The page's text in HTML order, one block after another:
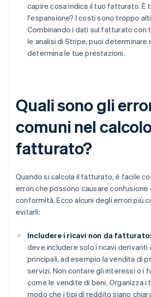
capire cosa indica il tuo fatturato.
l'espansione? I costi sono troppo
Combinando i dati sul fatturato con
le analisi di Stripe, puoi determinare
determina le tue prestazioni.
Quali sono gli
comuni nel
fatturato?
Quando si calcola il fatturato, è facile
errori che possono causare confusione
conformità. Ecco alcuni degli errori più
evitarli:
Includere i ricavi non da fatturato:
deve includere solo i ricavi
principali, ad esempio la vendita di
servizi. Non contare gli interessi o i
come le vendite di beni. Organizza i
modo che i tipi di reddito siano